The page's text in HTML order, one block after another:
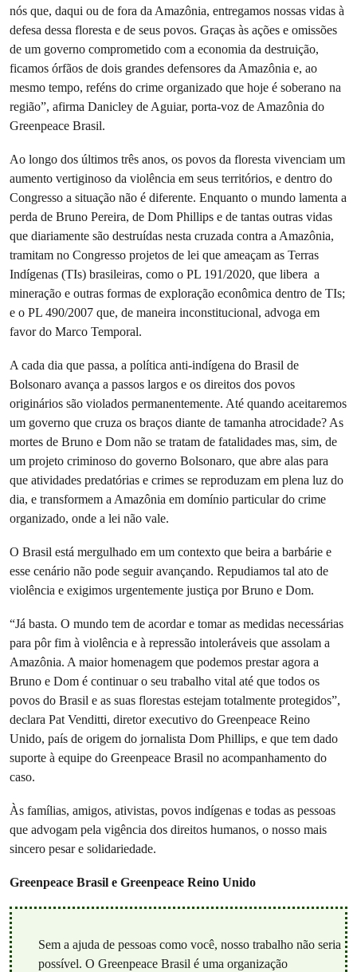
nós que, daqui ou de fora da Amazônia, entregamos nossas vidas à
defesa dessa floresta e de seus povos. Graças às ações e omissões
de um governo comprometido com a economia da destruição,
ficamos órfãos de dois grandes defensores da Amazônia e, ao
mesmo tempo, reféns do crime organizado que hoje é soberano na
região”, afirma Danicley de Aguiar, porta-voz de Amazônia do
Greenpeace Brasil.
Ao longo dos últimos três anos, os povos da floresta vivenciam um
aumento vertiginoso da violência em seus territórios, e dentro do
Congresso a situação não é diferente. Enquanto o mundo lamenta a
perda de Bruno Pereira, de Dom Phillips e de tantas outras vidas
que diariamente são destruídas nesta cruzada contra a Amazônia,
tramitam no Congresso projetos de lei que ameaçam as Terras
Indígenas (TIs) brasileiras, como o PL 191/2020, que libera a
mineração e outras formas de exploração econômica dentro de TIs;
e o PL 490/2007 que, de maneira inconstitucional, advoga em
favor do Marco Temporal.
A cada dia que passa, a política anti-indígena do Brasil de
Bolsonaro avança a passos largos e os direitos dos povos
originários são violados permanentemente. Até quando aceitaremos
um governo que cruza os braços diante de tamanha atrocidade? As
mortes de Bruno e Dom não se tratam de fatalidades mas, sim, de
um projeto criminoso do governo Bolsonaro, que abre alas para
que atividades predatórias e crimes se reproduzam em plena luz do
dia, e transformem a Amazônia em domínio particular do crime
organizado, onde a lei não vale.
O Brasil está mergulhado em um contexto que beira a barbárie e
esse cenário não pode seguir avançando. Repudiamos tal ato de
violência e exigimos urgentemente justiça por Bruno e Dom.
“Já basta. O mundo tem de acordar e tomar as medidas necessárias
para pôr fim à violência e à repressão intoleráveis que assolam a
Amazônia. A maior homenagem que podemos prestar agora a
Bruno e Dom é continuar o seu trabalho vital até que todos os
povos do Brasil e as suas florestas estejam totalmente protegidos”,
declara Pat Venditti, diretor executivo do Greenpeace Reino
Unido, país de origem do jornalista Dom Phillips, e que tem dado
suporte à equipe do Greenpeace Brasil no acompanhamento do
caso.
Às famílias, amigos, ativistas, povos indígenas e todas as pessoas
que advogam pela vigência dos direitos humanos, o nosso mais
sincero pesar e solidariedade.
Greenpeace Brasil e Greenpeace Reino Unido
Sem a ajuda de pessoas como você, nosso trabalho não seria
possível. O Greenpeace Brasil é uma organização